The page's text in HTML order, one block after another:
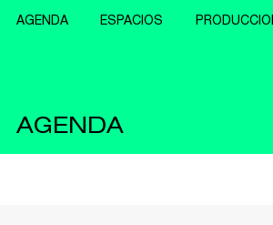
AGENDA ESPACIOS
AGENDA